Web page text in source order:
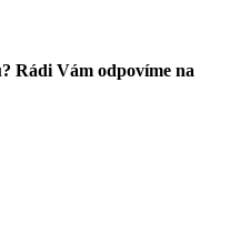
Rádi Vám odpovíme na